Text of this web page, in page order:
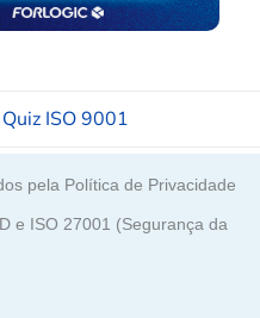
Quiz ISO 9001
pela Política de Privacidade
e ISO 27001 (Segurança da